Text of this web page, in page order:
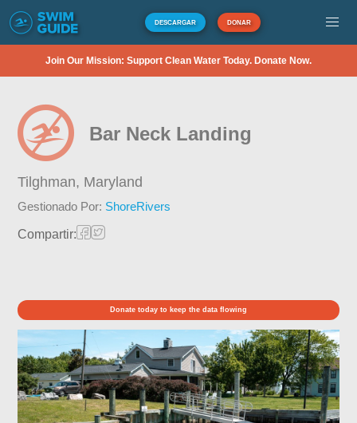
DESCARGAR DONAR
Join Our Mission: Support Clean Water Today. Donate Now.
Bar Neck Landing
Tilghman, Maryland
Gestionado Por: ShoreRivers
Compartir:
Donate today to keep the data flowing